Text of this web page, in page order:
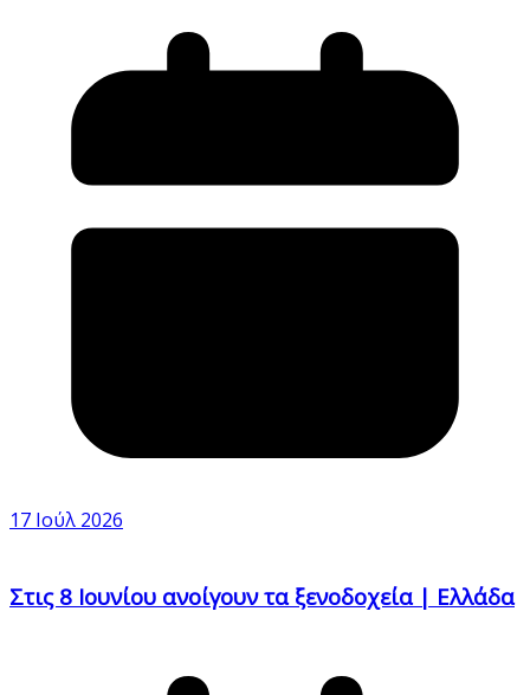
17 Ιούλ 2026
Στις 8 Ιουνίου ανοίγουν τα ξενοδοχεία | Ελλάδα